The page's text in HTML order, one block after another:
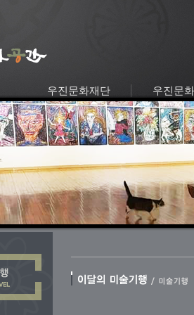
우진문화재단 우진문